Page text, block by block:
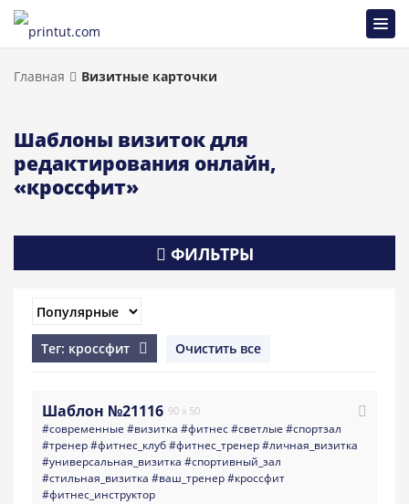
Главная Визитные карточки
Шаблоны визиток для
редактирования онлайн,
«кроссфит»
ФИЛЬТРЫ
Тег: кроссфит Очистить все
Шаблон №21116 90 x 50
#современные #визитка #фитнес#светлые #спортзал
#тренер#фитнес_клуб#фитнес_тренер#личная_визитка
#универсальная_визитка #спортивный_зал
#стильная_визитка #ваш_тренер#кроссфит
#фитнес_инструктор